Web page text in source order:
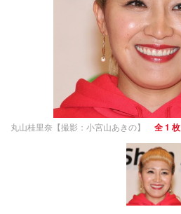
丸山桂里奈【撮影：小宮山あきの】 全 1 枚